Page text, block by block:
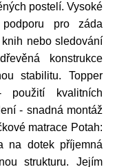
postelí. Vysoké
pro záda
nebo sledování
konstrukce
stabilitu. Topper
použití kvalitních
- snadná montáž
matrace Potah:
na dotek příjemná
strukturu. Jejím